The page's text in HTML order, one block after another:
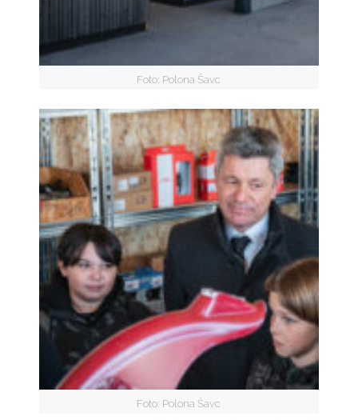
Foto: Polona Šavc
Foto: Polona Šavc